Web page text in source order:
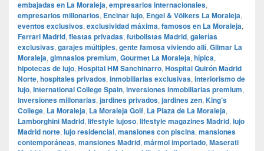
embajadas en La Moraleja, empresarios internacionales,
empresarios millonarios, Encinar lujo, Engel & Völkers La Moraleja,
eventos exclusivos, exclusividad máxima, famosos en La Moraleja,
Ferrari Madrid, fiestas privadas, futbolistas Madrid, galerías
exclusivas, garajes múltiples, gente famosa viviendo allí, Gilmar La
Moraleja, gimnasios premium, Gourmet La Moraleja, hípica,
hipotecas de lujo, Hospital HM Sanchinarro, Hospital Quirón Madrid
Norte, hospitales privados, inmobiliarias exclusivas, interiorismo de
lujo, International College Spain, inversiones inmobiliarias premium,
inversiones millonarias, jardines privados, jardines zen, King’s
College, La Moraleja, La Moraleja Golf, La Plaza de La Moraleja,
Lamborghini Madrid, lifestyle lujoso, lifestyle magazines Madrid, lujo
Madrid norte, lujo residencial, mansiones con piscina, mansiones
contemporáneas, mansiones Madrid, mármol importado, Maserati